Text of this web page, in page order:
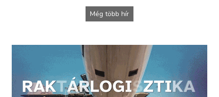
Még több hír